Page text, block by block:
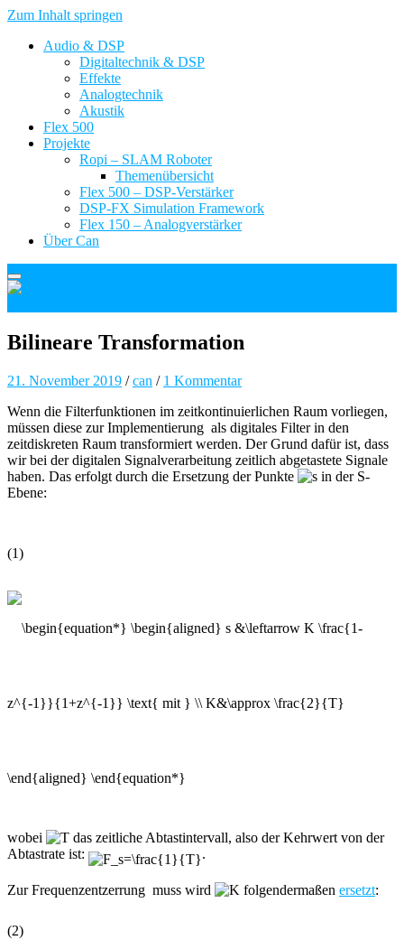
Zum Inhalt springen
Audio & DSP
Digitaltechnik & DSP
Effekte
Analogtechnik
Akustik
Flex 500
Projekte
Ropi – SLAM Roboter
Themenübersicht
Flex 500 – DSP-Verstärker
DSP-FX Simulation Framework
Flex 150 – Analogverstärker
Über Can
Bilineare Transformation
21. November 2019 /can / 1 Kommentar
Wenn die Filterfunktionen im zeitkontinuierlichen Raum vorliegen,
müssen diese zur Implementierung als digitales Filter in den
zeitdiskreten Raum transformiert werden. Der Grund dafür ist, dass
wir bei der digitalen Signalverarbeitung zeitlich abgetastete Signale
haben. Das erfolgt durch die Ersetzung der Punkte
in der S-
Ebene:
(1)
wobei
das zeitliche Abtastintervall, also der Kehrwert von der
Abtastrate ist:
.
Zur Frequenzentzerrung muss wird folgendermaßen ersetzt:
(2)